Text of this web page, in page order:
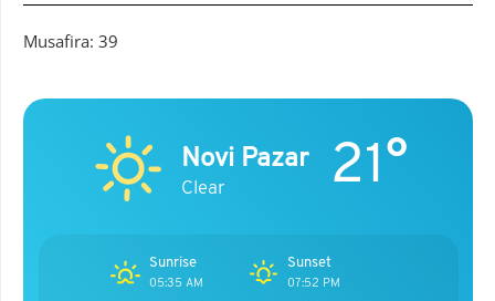
Musafira: 39
Novi Pazar
Clear 21°
Sunrise
05:35 AM
Sunset
07:52 PM